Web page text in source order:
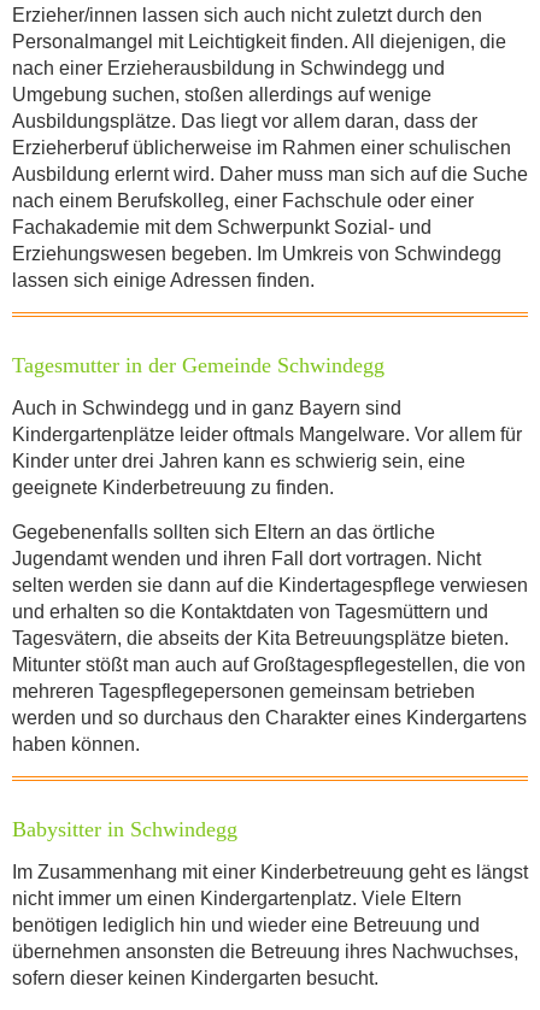
Erzieher/innen lassen sich auch nicht zuletzt durch den
Personalmangel mit Leichtigkeit finden. All diejenigen, die
nach einer Erzieherausbildung in Schwindegg und
Umgebung suchen, stoßen allerdings auf wenige
Ausbildungsplätze. Das liegt vor allem daran, dass der
Erzieherberuf üblicherweise im Rahmen einer schulischen
Ausbildung erlernt wird. Daher muss man sich auf die Suche
nach einem Berufskolleg, einer Fachschule oder einer
Fachakademie mit dem Schwerpunkt Sozial- und
Erziehungswesen begeben. Im Umkreis von Schwindegg
lassen sich einige Adressen finden.
Tagesmutter in der Gemeinde Schwindegg
Auch in Schwindegg und in ganz Bayern sind
Kindergartenplätze leider oftmals Mangelware. Vor allem für
Kinder unter drei Jahren kann es schwierig sein, eine
geeignete Kinderbetreuung zu finden.
Gegebenenfalls sollten sich Eltern an das örtliche
Jugendamt wenden und ihren Fall dort vortragen. Nicht
selten werden sie dann auf die Kindertagespflege verwiesen
und erhalten so die Kontaktdaten von Tagesmüttern und
Tagesvätern, die abseits der Kita Betreuungs­plätze bieten.
Mitunter stößt man auch auf Großtagespflegestellen, die von
mehreren Tagespflegepersonen gemeinsam betrieben
werden und so durchaus den Charakter eines Kindergartens
haben können.
Babysitter in Schwindegg
Im Zusammenhang mit einer Kinderbetreuung geht es längst
nicht immer um einen Kindergartenplatz. Viele Eltern
benötigen lediglich hin und wieder eine Betreuung und
übernehmen ansonsten die Betreuung ihres Nachwuchses,
sofern dieser keinen Kindergarten besucht.